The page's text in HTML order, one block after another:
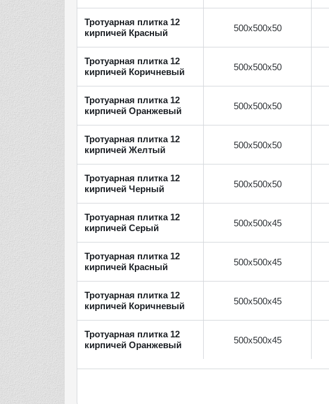
Тротуарная плитка 12
кирпичей Красный
500х500х50
Тротуарная плитка 12
кирпичей Коричневый
500х500х50
Тротуарная плитка 12
кирпичей Оранжевый
500х500х50
Тротуарная плитка 12
кирпичей Желтый
500х500х50
Тротуарная плитка 12
кирпичей Черный
500х500х50
Тротуарная плитка 12
кирпичей Серый
500х500х45
Тротуарная плитка 12
кирпичей Красный
500х500х45
Тротуарная плитка 12
кирпичей Коричневый
500х500х45
Тротуарная плитка 12
кирпичей Оранжевый
500х500х45